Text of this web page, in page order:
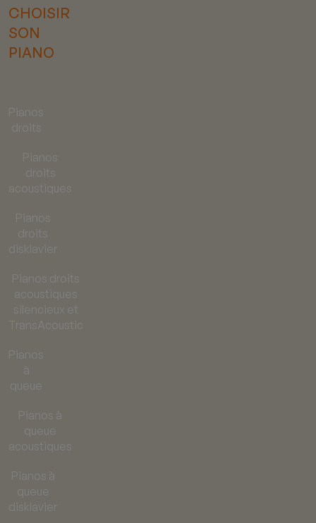
CHOISIR
SON
PIANO
Pianos
droits
Pianos
droits
acoustiques
Pianos
droits
disklavier
Pianos droits
acoustiques
silencieux et
TransAcoustic
Pianos
à
queue
Pianos à
queue
acoustiques
Pianos à
queue
disklavier